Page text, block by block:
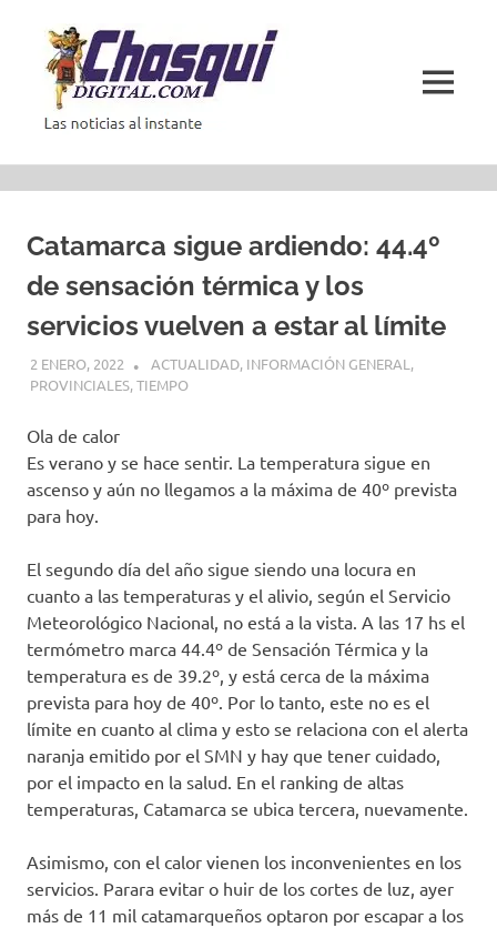
contenido
MENÚ
Catamarca sigue ardiendo: 44.4º
de sensación térmica y los
servicios vuelven a estar al límite
2 ENERO, 2022 ACTUALIDAD, INFORMACIÓN GENERAL ,
PROVINCIALES,TIEMPO
Ola de calor
Es verano y se hace sentir. La temperatura sigue en
ascenso y aún no llegamos a la máxima de 40º prevista
para hoy.
El segundo día del año sigue siendo una locura en
cuanto a las temperaturas y el alivio, según el Servicio
Meteorológico Nacional, no está a la vista. A las 17 hs el
termómetro marca 44.4º de Sensación Térmica y la
temperatura es de 39.2º, y está cerca de la máxima
prevista para hoy de 40º. Por lo tanto, este no es el
límite en cuanto al clima y esto se relaciona con el alerta
naranja emitido por el SMN y hay que tener cuidado,
por el impacto en la salud. En el ranking de altas
temperaturas, Catamarca se ubica tercera, nuevamente.
Asimismo, con el calor vienen los inconvenientes en los
servicios. Parara evitar o huir de los cortes de luz, ayer
más de 11 mil catamarqueños optaron por escapar a los